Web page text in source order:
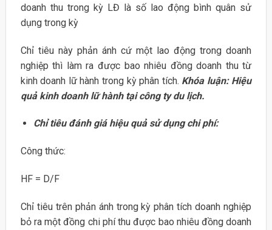
doanh thu trong kỳ LĐ là số lao động bình quân sử
dụng trong kỳ
Chỉ tiêu này phản ánh cứ một lao động trong doanh
nghiệp thì làm ra được bao nhiêu đồng doanh thu từ
kinh doanh lữ hành trong kỳ phân tích. Khóa luận: Hiệu
quả kinh doanh lữ hành tại công ty du lịch.
Chỉ tiêu đánh giá hiệu quả sử dụng chi phí:
Công thức:
HF = D/F
Chỉ tiêu trên phản ánh trong kỳ phân tích doanh nghiệp
bỏ ra một đồng chi phí thu được bao nhiêu đồng doanh